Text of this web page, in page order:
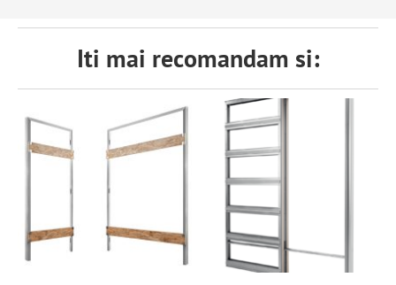
Iti mai recomandam si: